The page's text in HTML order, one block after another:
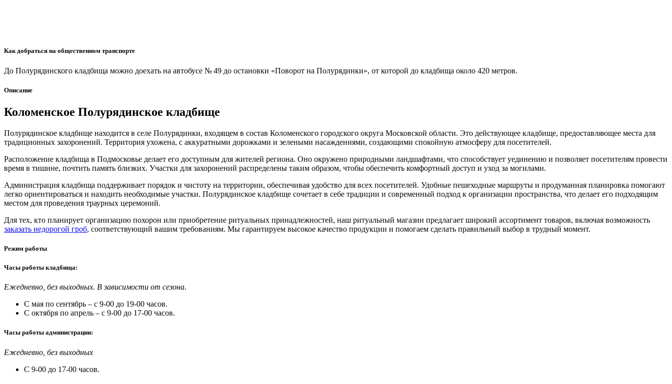
Как добраться на общественном транспорте
До Полурядинского кладбища можно доехать на автобусе № 49 до остановки «Поворот на Полурядинки», от которой до кладбища около 420 метров.
Описание
Коломенское Полурядинское кладбище
Полурядинское кладбище находится в селе Полурядинки, входящем в состав Коломенского городского округа Московской области. Это действующее кладбище, предоставляющее места для
традиционных захоронений. Территория ухожена, с аккуратными дорожками и зелеными насаждениями, создающими спокойную атмосферу для посетителей.
Расположение кладбища в Подмосковье делает его доступным для жителей региона. Оно окружено природными ландшафтами, что способствует уединению и позволяет посетителям провести
время в тишине, почтить память близких. Участки для захоронений распределены таким образом, чтобы обеспечить комфортный доступ и уход за могилами.
Администрация кладбища поддерживает порядок и чистоту на территории, обеспечивая удобство для всех посетителей. Удобные пешеходные маршруты и продуманная планировка помогают
легко ориентироваться и находить необходимые участки. Полурядинское кладбище сочетает в себе традиции и современный подход к организации пространства, что делает его подходящим
местом для проведения траурных церемоний.
Для тех, кто планирует организацию похорон или приобретение ритуальных принадлежностей, наш ритуальный магазин предлагает широкий ассортимент товаров, включая возможность
заказать недорогой гроб, соответствующий вашим требованиям. Мы гарантируем высокое качество продукции и помогаем сделать правильный выбор в трудный момент.
Режим работы
Часы работы кладбища:
Ежедневно, без выходных. В зависимости от сезона.
С мая по сентябрь – с 9-00 до 19-00 часов.
С октября по апрель – с 9-00 до 17-00 часов.
Часы работы администрации:
Ежедневно, без выходных
С 9-00 до 17-00 часов.